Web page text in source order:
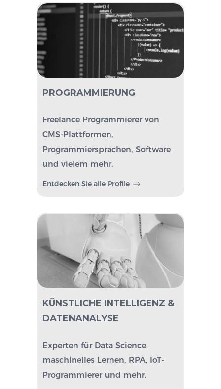
PROGRAMMIERUNG
Freelance Programmierer von
CMS-Plattformen,
Programmiersprachen, Software
und vielem mehr.
Entdecken Sie alle Profile
KÜNSTLICHE INTELLIGENZ &
DATENANALYSE
Experten für Data Science,
maschinelles Lernen, RPA, IoT-
Programmierer und mehr.